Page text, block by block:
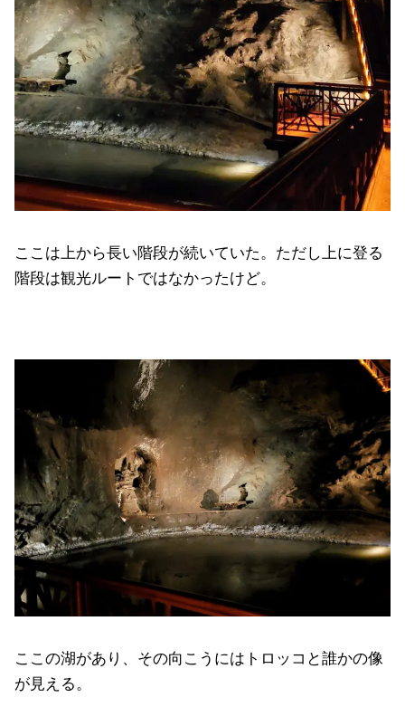
ここは上から長い階段が続いていた。ただし上に登る
階段は観光ルートではなかったけど。
ここの湖があり、その向こうにはトロッコと誰かの像
が見える。